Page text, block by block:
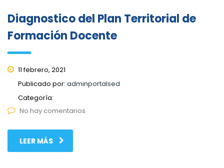
Diagnostico del Plan Territorial de
Formación Docente
11 febrero, 2021
Publicado por: adminportalsed
Categoría:
No hay comentarios
LEER MÁS